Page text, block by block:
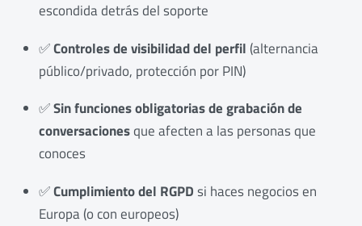
escondida detrás del soporte
✅Controles de visibilidad del perfil (alternancia
público/privado, protección por PIN)
✅Sin funciones obligatorias de grabación de
conversacionesque afecten a las personas que
conoces
✅Cumplimiento del RGPDsi haces negocios en
Europa (o con europeos)